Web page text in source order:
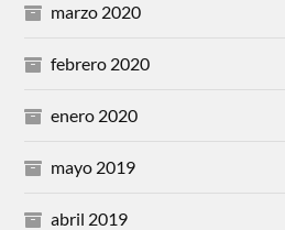
marzo 2020
febrero 2020
enero 2020
mayo 2019
abril 2019